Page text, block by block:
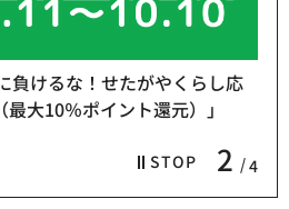
STOP 2 4
負けるな！せたがやくらし応
大10％ポイント還元）」